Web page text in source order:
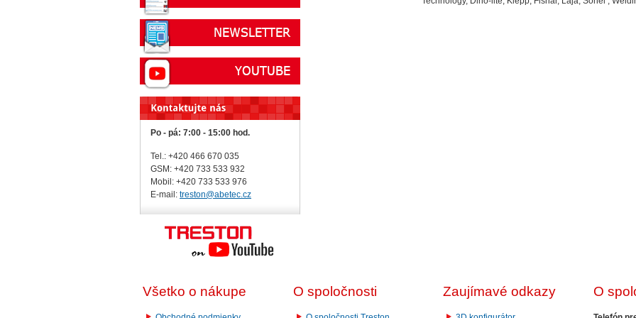
Po - pá: 7:00 - 15:00 hod.
Tel.: +420 466 670 035
GSM: +420 733 533 932
Mobil: +420 733 533 976
E-mail: treston@abetec.cz
Všetko o nákupe O spoločnosti Zaujímavé odkazy O